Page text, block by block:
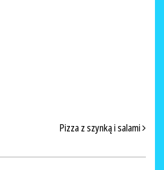
Pizza z szynką i salami